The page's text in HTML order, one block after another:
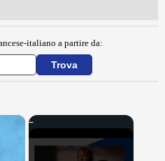
italiano a partire da:
×